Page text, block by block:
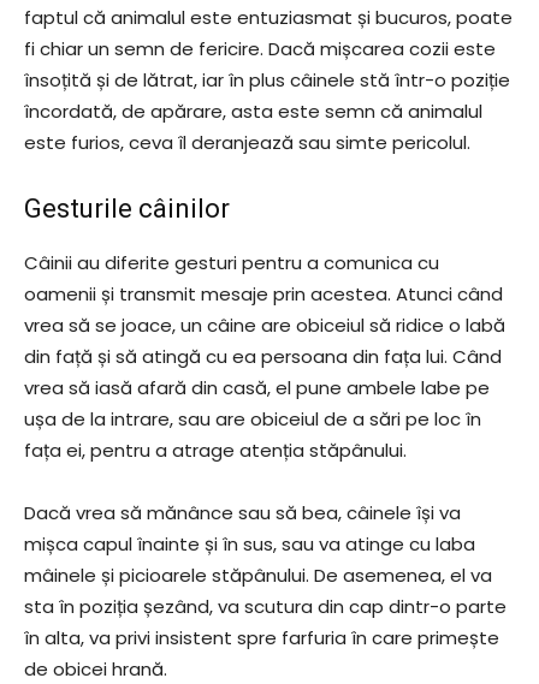
faptul că animalul este entuziasmat și bucuros, poate
fi chiar un semn de fericire. Dacă mișcarea cozii este
însoțită și de lătrat, iar în plus câinele stă într-o poziție
încordată, de apărare, asta este semn că animalul
este furios, ceva îl deranjează sau simte pericolul.
Gesturile câinilor
Câinii au diferite gesturi pentru a comunica cu
oamenii și transmit mesaje prin acestea. Atunci când
vrea să se joace, un câine are obiceiul să ridice o labă
din față și să atingă cu ea persoana din fața lui. Când
vrea să iasă afară din casă, el pune ambele labe pe
ușa de la intrare, sau are obiceiul de a sări pe loc în
fața ei, pentru a atrage atenția stăpânului.
Dacă vrea să mănânce sau să bea, câinele își va
mișca capul înainte și în sus, sau va atinge cu laba
mâinele și picioarele stăpânului. De asemenea, el va
sta în poziția șezând, va scutura din cap dintr-o parte
în alta, va privi insistent spre farfuria în care primește
de obicei hrană.